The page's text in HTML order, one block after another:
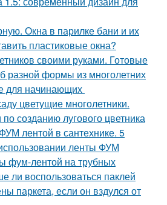
Окна в парилке бани и их
пластиковые окна?
своими руками. Готовые
разной формы из многолетних
для начинающих
цветущие многолетники.
созданию лугового цветника
лентой в сантехнике. 5
ленты ФУМ
фум-лентой на трубных
ли воспользоваться паклей
паркета, если он вздулся от